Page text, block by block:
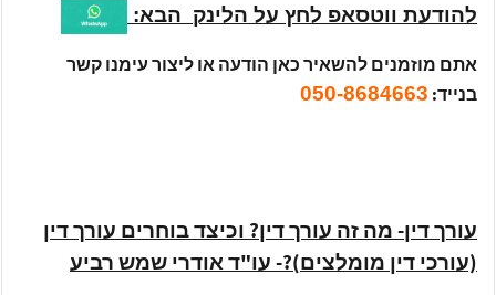
להודעת ווטסאפ לחץ על הלינק הבא:
אתם מוזמנים להשאיר כאן הודעה או ליצור עימנו קשר
בנייד: 050-8684663
עורך דין- מה זה עורך דין? וכיצד בוחרים עורך דין
(עורכי דין מומלצים)?- עו"ד אודרי שמש רביע